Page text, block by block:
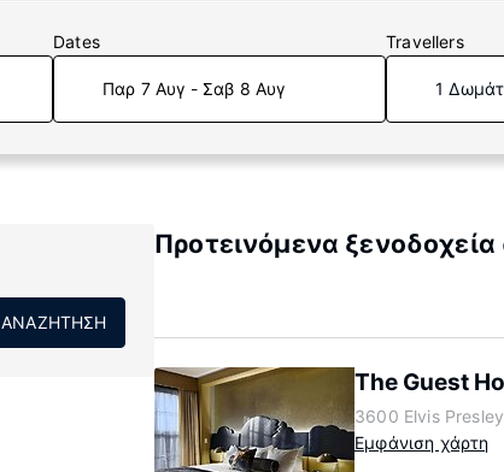
Dates
Παρ 7 Αυγ - Σαβ 8 Αυγ
Travellers
1
ΑΝΑΖΉΤΗΣΗ
Προτεινόμενα
The Guest
3600 Elvis
Εμφάνιση χάρτη